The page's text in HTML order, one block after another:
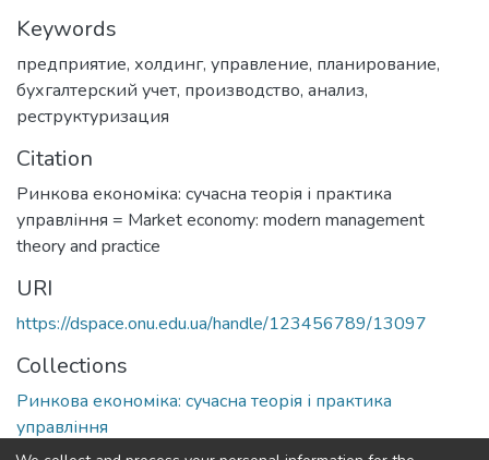
Keywords
предприятие, холдинг, управление, планирование,
бухгалтерский учет, производство, анализ,
реструктуризация
Citation
Ринкова економіка: сучасна теорія і практика
управління = Market economy: modern management
theory and practice
URI
https://dspace.onu.edu.ua/handle/123456789/13097
Collections
Ринкова економіка: сучасна теорія і практика
управління